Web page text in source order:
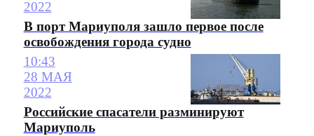
2022
В порт Мариуполя зашло первое после
освобождения города судно
10:43
28 МАЯ
2022
Российские спасатели разминируют
Мариуполь